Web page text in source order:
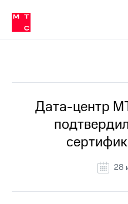
Медиа-центр
и акционерам
Устойчивое развитие
Комплаенс и деловая этика
компании
Карьера
История
компании
Руководство
информация
в МТС
Пресс-
релизы
о технологиях
Дата-центр
28